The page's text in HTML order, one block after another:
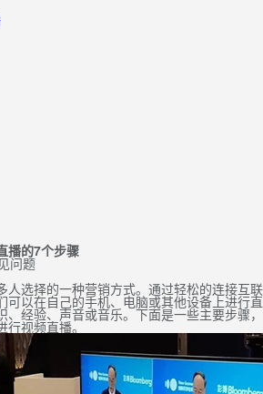
播的7个步骤
问题
人选择的一种营销方式。通过轻松的连接互联
可以在自己的手机、电脑或其他设备上进行直
经验、声音或音乐。下面是一些主要步骤，
行视频直播。